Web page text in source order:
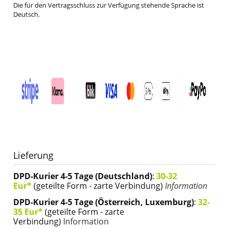
Die für den Vertragsschluss zur Verfügung stehende Sprache ist
Deutsch.
Lieferung
DPD-Kurier 4-5 Tage (Deutschland): 30-32
Eur*(geteilte Form - zarte Verbindung) Information
DPD-Kurier 4-5 Tage (Österreich, Luxemburg): 32-
35 Eur*(geteilte Form - zarte
Verbindung) Information